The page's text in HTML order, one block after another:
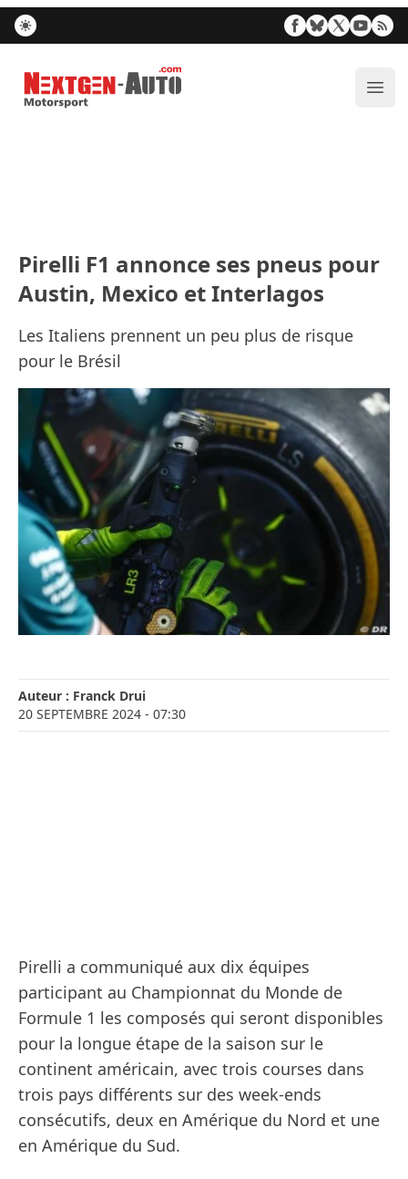
Nextgen-Auto.com
Pirelli F1 annonce ses pneus pour
Austin, Mexico et Interlagos
Les Italiens prennent un peu plus de risque
pour le Brésil
Auteur : Franck Drui
20 SEPTEMBRE 2024 - 07:30
Pirelli a communiqué aux dix équipes
participant au Championnat du Monde de
Formule 1 les composés qui seront disponibles
pour la longue étape de la saison sur le
continent américain, avec trois courses dans
trois pays différents sur des week-ends
consécutifs, deux en Amérique du Nord et une
en Amérique du Sud.